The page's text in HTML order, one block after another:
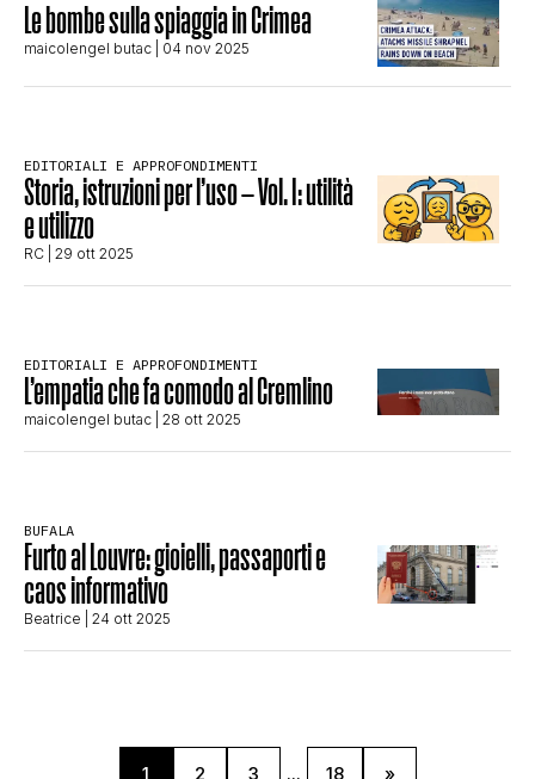
Le bombe sulla spiaggia in Crimea
maicolengel butac | 04 nov 2025
EDITORIALI E APPROFONDIMENTI
Storia, istruzioni per l’uso – Vol. I: utilità
e utilizzo
RC | 29 ott 2025
EDITORIALI E APPROFONDIMENTI
L’empatia che fa comodo al Cremlino
maicolengel butac | 28 ott 2025
BUFALA
Furto al Louvre: gioielli, passaporti e
caos informativo
Beatrice | 24 ott 2025
1 2 3 ... 18 »